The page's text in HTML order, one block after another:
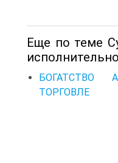
Еще по теме
БОГАТСТВО
ТОРГОВЛЕ